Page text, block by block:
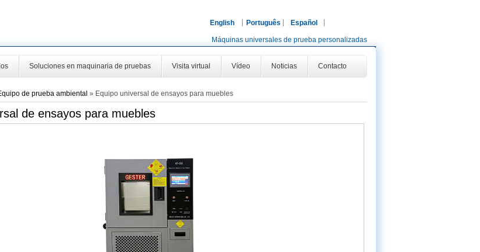
English Português Español
Máquinas universales de prueba personalizadas
Soluciones en maquinaria de pruebas Visita virtual Vídeo Noticias Contacto
de prueba ambiental » Equipo universal de ensayos para muebles
de ensayos para muebles